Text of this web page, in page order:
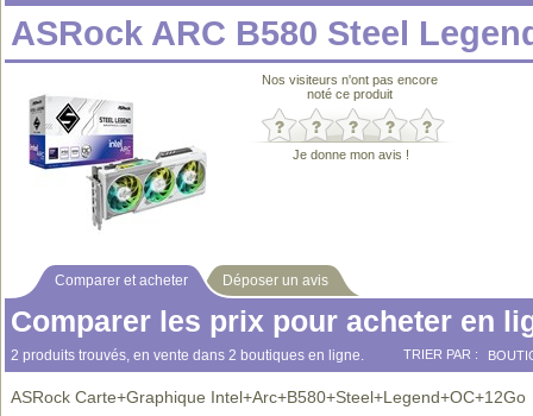
ASRock ARC B580 Steel
Nos visiteurs n'ont pas encore
noté ce produit
Je donne mon avis !
Comparer et acheter Déposer un avis
Comparer les prix pour acheter en
2 produits trouvés, en vente dans 2 boutiques en ligne. TRIER PAR :
ASRock Carte+Graphique Intel+Arc+B580+Steel+Legend+OC+12Go